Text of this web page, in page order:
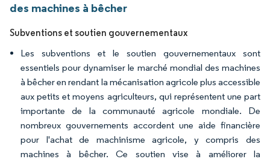
des machines à bêcher
Subventions et soutien gouvernementaux
Les subventions et le soutien gouvernementaux sont
essentiels pour dynamiser le marché mondial des machines
à bêcher en rendant la mécanisation agricole plus accessible
aux petits et moyens agriculteurs, qui représentent une part
importante de la communauté agricole mondiale. De
nombreux gouvernements accordent une aide financière
pour l'achat de machinisme agricole, y compris des
machines à bêcher. Ce soutien vise à améliorer la